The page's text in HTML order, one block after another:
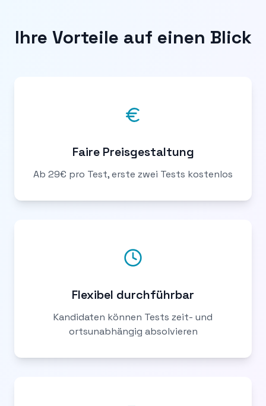
Ihre Vorteile auf einen Blick
Faire Preisgestaltung
Ab 29€ pro Test, erste zwei Tests kostenlos
Flexibel durchführbar
Kandidaten können Tests zeit- und
ortsunabhängig absolvieren